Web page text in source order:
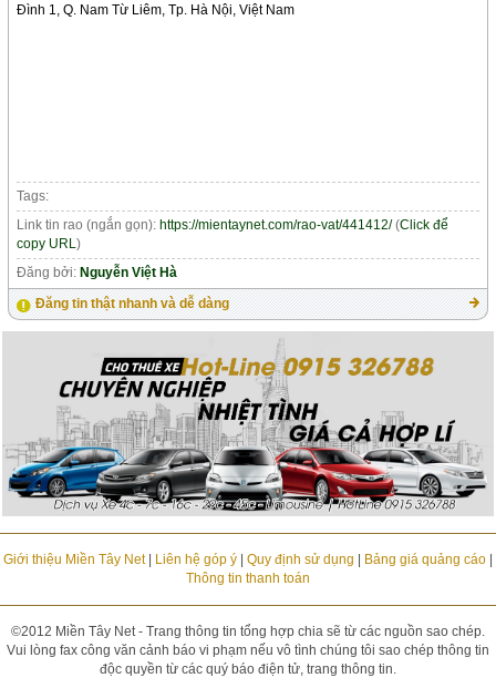
Đình 1, Q. Nam Từ Liêm, Tp. Hà Nội, Việt Nam
Tags:
Link tin rao (ngắn gọn): https://mientaynet.com/rao-vat/441412/(Click để
copy URL)
Đăng bởi: Nguyễn Việt Hà
Đăng tin thật nhanh và dễ dàng
Giới thiệu Miền Tây Net| Liên hệ góp ý| Quy định sử dụng Bảng giá quảng cáo|
Thông tin thanh toán
©2012 Miền Tây Net - Trang thông tin tổng hợp chia sẽ từ các nguồn sao chép.
Vui lòng fax công văn cảnh báo vi phạm nếu vô tình chúng tôi sao chép thông tin
độc quyền từ các quý báo điện tử, trang thông tin.